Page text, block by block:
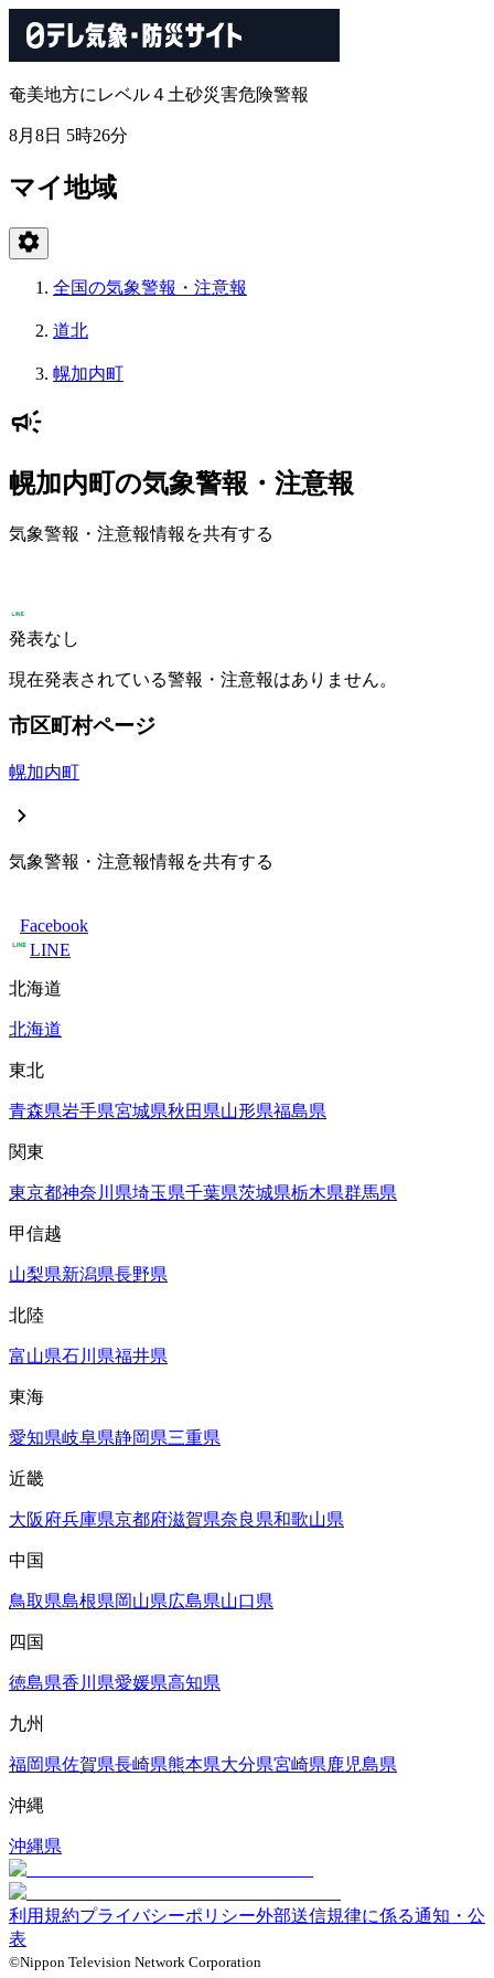
奄美地方にレベル４土砂災害危険警報
8月8日 5時26分
マイ地域
全国の気象警報・注意報
道北
幌加内町
幌加内町の気象警報・注意報
気象警報・注意報情報を共有する
発表なし
現在発表されている警報・注意報はありません。
市区町村ページ
幌加内町
気象警報・注意報情報を共有する
Facebook
LINE
北海道
北海道
東北
青森県岩手県宮城県秋田県山形県福島県
関東
東京都神奈川県埼玉県千葉県茨城県栃木県群馬県
甲信越
山梨県新潟県長野県
北陸
富山県石川県福井県
東海
愛知県岐阜県静岡県三重県
近畿
大阪府兵庫県京都府滋賀県奈良県和歌山県
中国
鳥取県島根県岡山県広島県山口県
四国
徳島県香川県愛媛県高知県
九州
福岡県佐賀県長崎県熊本県大分県宮崎県鹿児島県
沖縄
沖縄県
利用規約プライバシーポリシー外部送信規律に係る通知・公
表
©Nippon Television Network Corporation